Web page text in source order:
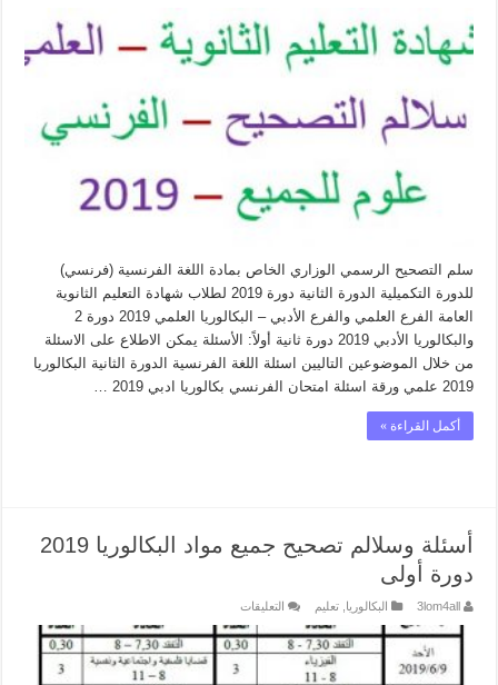
اللغة
الفرنسية
البكالوريا
التكميلية
مغلقة
سلم التصحيح الرسمي الوزاري الخاص بمادة اللغة الفرنسية (فرنسي)
للدورة التكميلية الدورة الثانية دورة 2019 لطلاب شهادة التعليم الثانوية
العامة الفرع العلمي والفرع الأدبي – البكالوريا العلمي 2019 دورة 2
والبكالوريا الأدبي 2019 دورة ثانية أولاً: الأسئلة يمكن الاطلاع على الاسئلة
من خلال الموضوعين التاليين اسئلة اللغة الفرنسية الدورة الثانية البكالوريا
2019 علمي ورقة اسئلة امتحان الفرنسي بكالوريا ادبي 2019 …
أكمل القراءة »
أسئلة وسلالم تصحيح جميع مواد البكالوريا 2019
دورة أولى
3lom4all البكالوريا ,تعليم التعليقات
وسلالم
تصحيح
جميع
مواد